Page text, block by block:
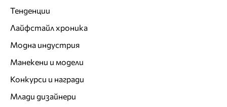
Тенденции
Лайфстайл хроника
Модна индустрия
Манекени и модели
Конкурси и награди
Млади дизайнери